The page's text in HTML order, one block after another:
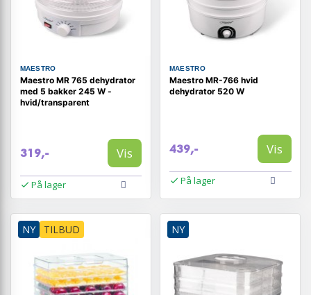
MAESTRO
Maestro MR 765 dehydrator
med 5 bakker 245 W -
hvid/transparent
319,- Vis
På lager
MAESTRO
Maestro MR-766 hvid
dehydrator 520 W
439,- Vis
På lager
NY TILBUD NY